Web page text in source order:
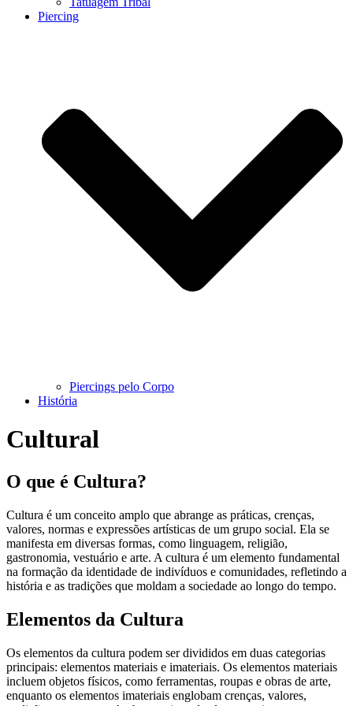
Piercing
Piercings pelo Corpo
História
Cultural
O que é Cultura?
Cultura é um conceito amplo que abrange as práticas, crenças,
valores, normas e expressões artísticas de um grupo social. Ela se
manifesta em diversas formas, como linguagem, religião,
gastronomia, vestuário e arte. A cultura é um elemento fundamental
na formação da identidade de indivíduos e comunidades, refletindo a
história e as tradições que moldam a sociedade ao longo do tempo.
Elementos da Cultura
Os elementos da cultura podem ser divididos em duas categorias
principais: elementos materiais e imateriais. Os elementos materiais
incluem objetos físicos, como ferramentas, roupas e obras de arte,
enquanto os elementos imateriais englobam crenças, valores,